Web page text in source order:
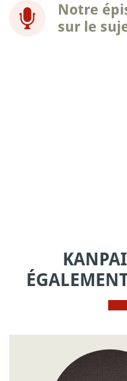
Notre
sur le